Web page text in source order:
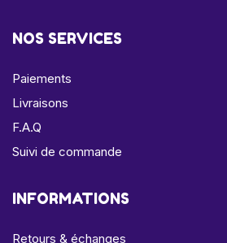
NOS SERVICES
Paiements
Livraisons
F.A.Q
Suivi de commande
INFORMATIONS
Retours & échanges